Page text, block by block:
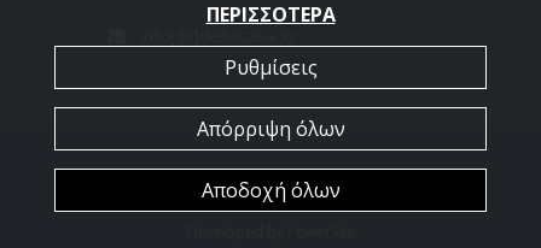
2026 @ All Rights Reserved - Dellacasa
ΠΕΡΙΣΣΟΤΕΡΑ
Ρυθμίσεις
Απόρριψη όλων
Αποδοχή όλων